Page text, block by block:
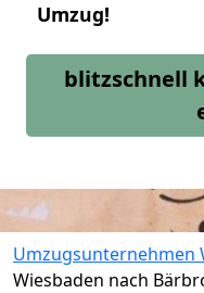
Umzug!
blitzschnell
Umzugsunternehmen
Wiesbaden nach